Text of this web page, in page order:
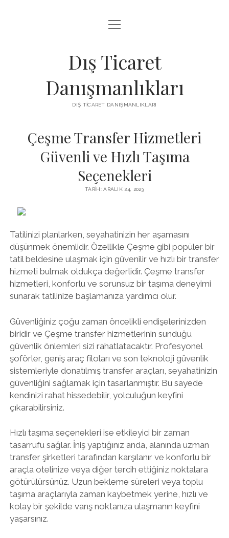
IGTV IZLENME ARTTIRMA HILESI BEDAVA
SAYFA LISTESI
THREADS TAKIPÇI ÇOĞALTMA
menüyü
aç
Dış Ticaret
Danışmanlıkları
DIŞ TICARET DANIŞMANLIKLARI
Çeşme Transfer Hizmetleri
Güvenli ve Hızlı Taşıma
Seçenekleri
TARIH: ARALIK 24, 2023
Tatilinizi planlarken, seyahatinizin her aşamasını
düşünmek önemlidir. Özellikle Çeşme gibi popüler bir
tatil beldesine ulaşmak için güvenilir ve hızlı bir transfer
hizmeti bulmak oldukça değerlidir. Çeşme transfer
hizmetleri, konforlu ve sorunsuz bir taşıma deneyimi
sunarak tatilinize başlamanıza yardımcı olur.
Güvenliğiniz çoğu zaman öncelikli endişelerinizden
biridir ve Çeşme transfer hizmetlerinin sunduğu
güvenlik önlemleri sizi rahatlatacaktır. Profesyonel
şoförler, geniş araç filoları ve son teknoloji güvenlik
sistemleriyle donatılmış transfer araçları, seyahatinizin
güvenliğini sağlamak için tasarlanmıştır. Bu sayede
kendinizi rahat hissedebilir, yolculuğun keyfini
çıkarabilirsiniz.
Hızlı taşıma seçenekleri ise etkileyici bir zaman
tasarrufu sağlar. İniş yaptığınız anda, alanında uzman
transfer şirketleri tarafından karşılanır ve konforlu bir
araçla otelinize veya diğer tercih ettiğiniz noktalara
götürülürsünüz. Uzun bekleme süreleri veya toplu
taşıma araçlarıyla zaman kaybetmek yerine, hızlı ve
kolay bir şekilde varış noktanıza ulaşmanın keyfini
yaşarsınız.